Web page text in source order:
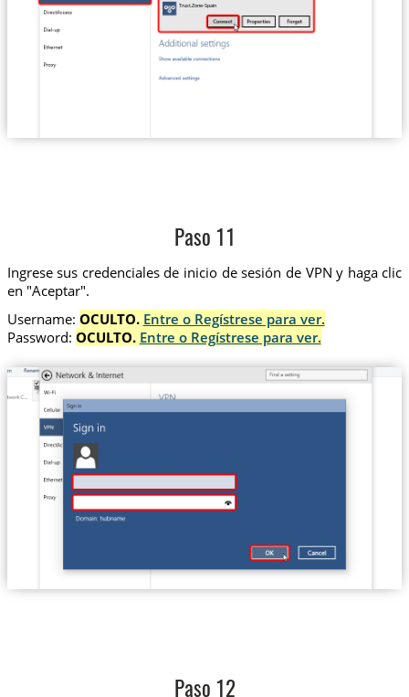
Trust.Zone-Spain
Paso 11
Ingrese sus credenciales de inicio de sesión de VPN y haga clic
en "Aceptar".
Username: OCULTO. Entre o Regístrese para ver.
Password: OCULTO. Entre o Regístrese para ver.
Paso 12